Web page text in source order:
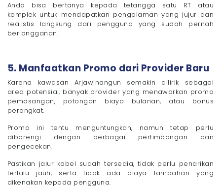
Anda bisa bertanya kepada tetangga satu RT atau
komplek untuk mendapatkan pengalaman yang jujur dan
realistis langsung dari pengguna yang sudah pernah
berlangganan.
5. Manfaatkan Promo dari Provider Baru
Karena kawasan Arjawinangun semakin dilirik sebagai
area potensial, banyak provider yang menawarkan promo
pemasangan, potongan biaya bulanan, atau bonus
perangkat.
Promo ini tentu menguntungkan, namun tetap perlu
dibarengi dengan berbagai pertimbangan dan
pengecekan.
Pastikan jalur kabel sudah tersedia, tidak perlu penarikan
terlalu jauh, serta tidak ada biaya tambahan yang
dikenakan kepada pengguna.